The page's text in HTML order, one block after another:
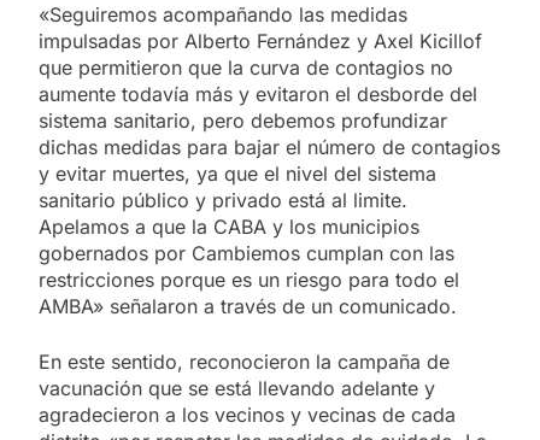
«Seguiremos acompañando las medidas
impulsadas por Alberto Fernández y Axel Kicillof
que permitieron que la curva de contagios no
aumente todavía más y evitaron el desborde del
sistema sanitario, pero debemos profundizar
dichas medidas para bajar el número de contagios
y evitar muertes, ya que el nivel del sistema
sanitario público y privado está al limite.
Apelamos a que la CABA y los municipios
gobernados por Cambiemos cumplan con las
restricciones porque es un riesgo para todo el
AMBA» señalaron a través de un comunicado.
En este sentido, reconocieron la campaña de
vacunación que se está llevando adelante y
agradecieron a los vecinos y vecinas de cada